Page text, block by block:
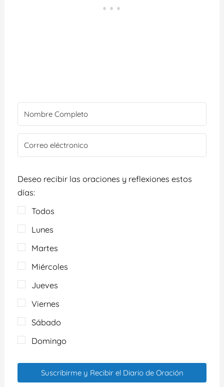
Deseo recibir las oraciones y reflexiones estos
días:
Todos
Lunes
Martes
Miércoles
Jueves
Viernes
Sábado
Domingo
Suscribirme y Recibir el Diario de Oración